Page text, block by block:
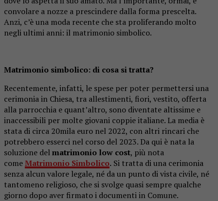
convolare a nozze a prescindere dalla forma prescelta.
Anzi, c’è una moda recente che sta proliferando molto
negli ultimi anni: il matrimonio simbolico.
Matrimonio simbolico: di cosa si tratta?
Recentemente, infatti, le spese per poter permettersi una
cerimonia in Chiesa, tra allestimenti, fiori, vestito, offerta
alla parrocchia e quant’altro, sono diventate altissime e
inaccessibili per molte giovani coppie italiane. La media è
stata di circa 20mila euro nel 2022, con altri rincari che
potrebbero esserci nel corso del 2023. Da qui è nata la
soluzione delmatrimonio low cost, più nota
comeMatrimonio Simbolico. Si tratta di una cerimonia
senza alcun valore legale, né da un punto di vista civile, né
tantomeno religioso, che si svolge quasi sempre qualche
giorno dopo aver firmato i documenti in Comune.